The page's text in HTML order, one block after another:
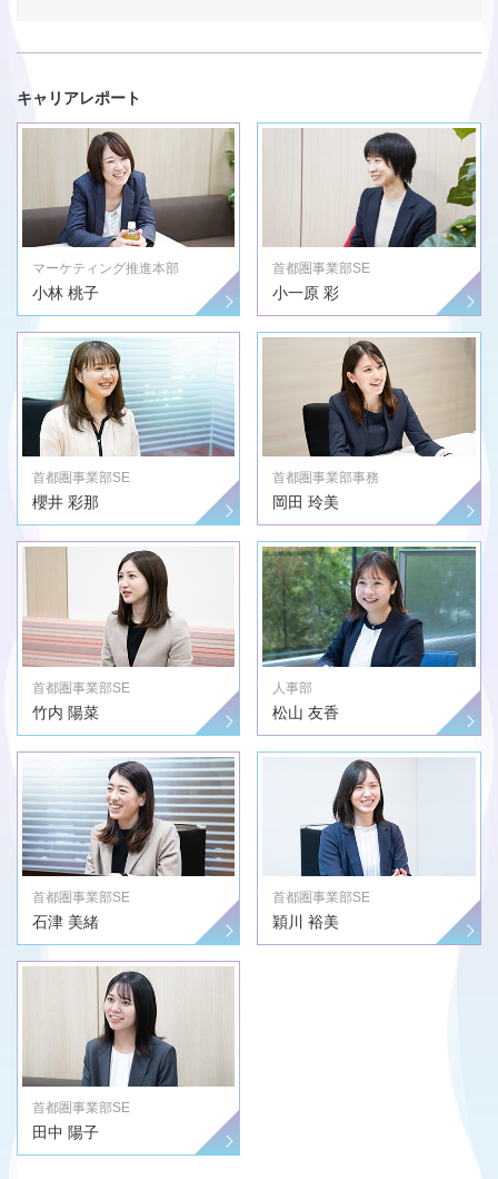
キャリアレポート
マーケティング推進本部
小林 桃子
首都圏事業部SE
小一原 彩
首都圏事業部SE
櫻井 彩那
首都圏事業部事務
岡田 玲美
首都圏事業部SE
竹内 陽菜
人事部
松山 友香
首都圏事業部SE
石津 美緒
首都圏事業部SE
穎川 裕美
首都圏事業部SE
田中 陽子